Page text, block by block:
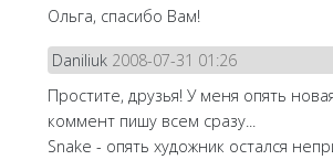
Ольга, спасибо Вам!
Daniliuk 2008-07-31 01:26
Простите, друзья! У меня опять
коммент пишу всем сразу...
Snake - опять художник остался